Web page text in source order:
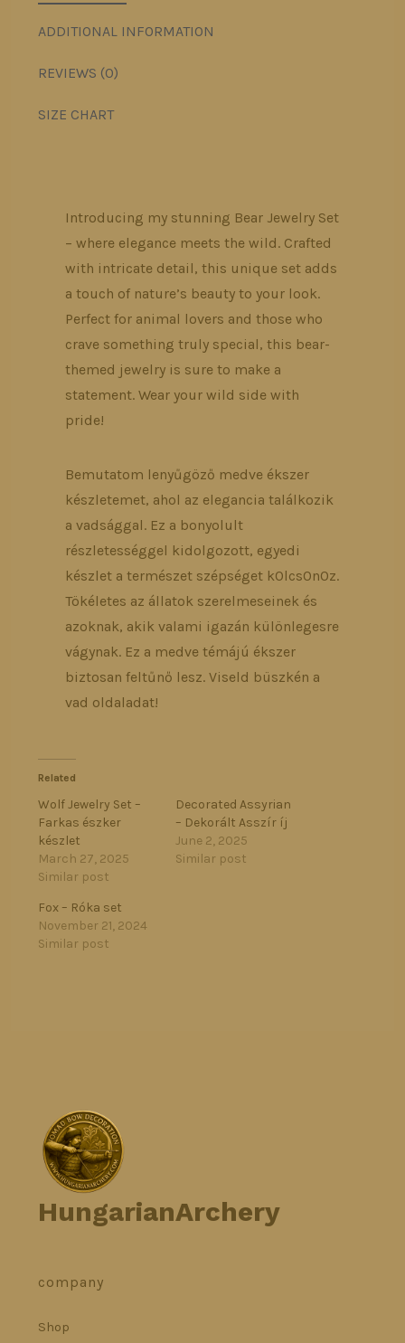
ADDITIONAL INFORMATION
REVIEWS (0)
SIZE CHART
Introducing my stunning Bear Jewelry Set
– where elegance meets the wild. Crafted
with intricate detail, this unique set adds
a touch of nature’s beauty to your look.
Perfect for animal lovers and those who
crave something truly special, this bear-
themed jewelry is sure to make a
statement. Wear your wild side with
pride!
Bemutatom lenyűgöző medve ékszer
készletemet, ahol az elegancia találkozik
a vadsággal. Ez a bonyolult
részletességgel kidolgozott, egyedi
készlet a természet szépséget k0lcs0n0z.
Tökéletes az állatok szerelmeseinek és
azoknak, akik valami igazán különlegesre
vágynak. Ez a medve témájú ékszer
biztosan feltűnő lesz. Viseld büszkén a
vad oldaladat!
Related
Wolf Jewelry Set –
Farkas észker
készlet
March 27, 2025
Similar post
Decorated Assyrian
– Dekorált Asszír íj
June 2, 2025
Similar post
Fox – Róka set
November 21, 2024
Similar post
HungarianArchery
company
Shop